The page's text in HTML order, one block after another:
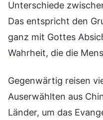
Unterschiede
Das entspricht den
ganz mit Gottes
Wahrheit, die die
Gegenwärtig reisen
Auserwählten aus
Länder, um das